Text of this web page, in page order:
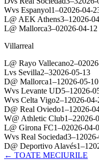
Wvs Espanyol1–02026-04-
L@ AEK Athens3–1 2026-
L@ Mallorca3–02026-04-12
Villarreal
L@ Rayo Vallecano2–0
Lvs Sevilla2–32026-05-13
D@ Mallorca1–1 2026-05-10
Wvs Levante UD5–1 2026-
Wvs Celta Vigo2–1 2026-04-
D@ Real Oviedo1–1 2026-
W@ Athletic Club1–22026-
L@ Girona FC1–02026-04-
Wvs Real Sociedad3–1
D@ Deportivo Alavés1–1
← TOATE MECIURILE